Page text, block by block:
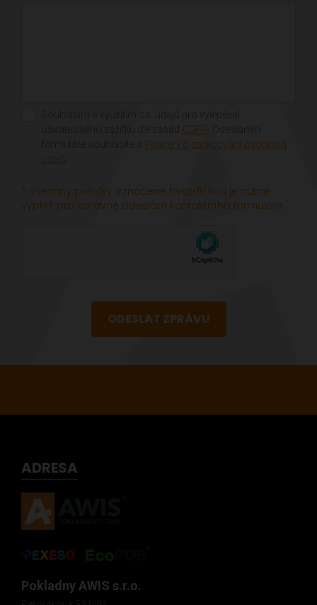
GDPR
Poučení o zpracování osobních
údajů
* Všechny položky označené hvězdičkou je nutné
vyplňit pro správné odeslání kontaktního formuláře.
ODESLAT ZPRÁVU
ADRESA
Pokladny AWIS s.r.o.